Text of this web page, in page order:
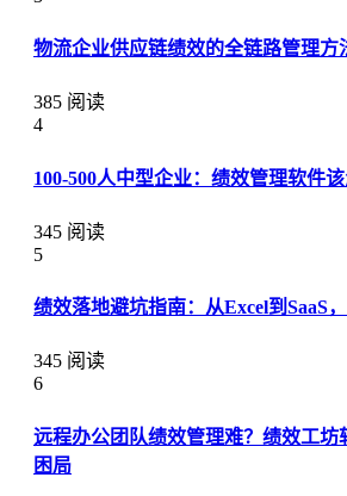
物流企业供应链绩效的全链路管理方
385 阅读
4
100-500人中型企业：绩效管理软件该
345 阅读
5
绩效落地避坑指南：从Excel到SaaS
345 阅读
6
远程办公团队绩效管理难？绩效工坊
困局